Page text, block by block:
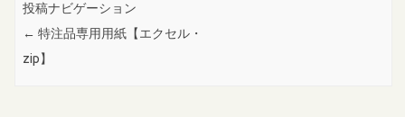
投稿ナビゲーション
← 特注品専用用紙【エクセル・
zip】